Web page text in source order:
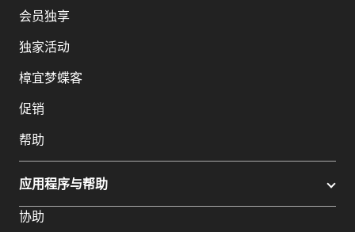
会员独享
独家活动
樟宜梦蝶客
促销
帮助
应用程序与帮助
协助